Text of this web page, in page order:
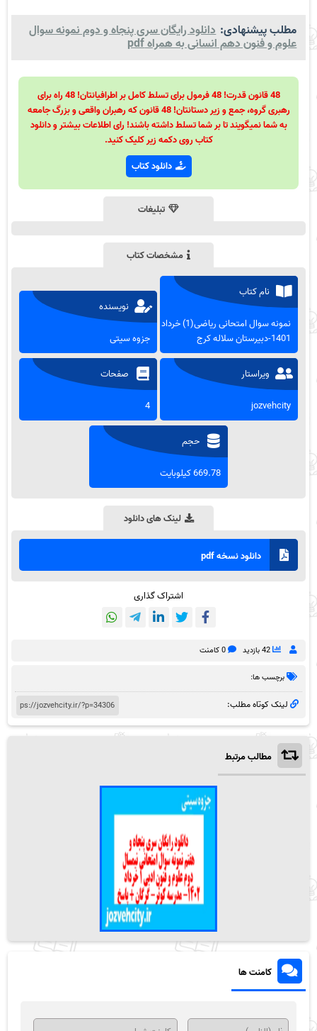
مطلب پیشنهادی: دانلود رایگان سری پنجاه و دوم نمونه سوال
علوم و فنون دهم انسانی به همراه pdf
48 قانون قدرت! 48 فرمول برای تسلط کامل بر اطرافیانتان! 48 راه برای
رهبری گروه، جمع و زیر دستانتان! 48 قانون که رهبران واقعی و بزرگ جامعه
به شما نمیگویند تا بر شما تسلط داشته باشند! رای اطلاعات بیشتر و دانلود
کتاب روی دکمه زیر کلیک کنید.
دانلود کتاب
تبلیغات
مشخصات کتاب
نام کتاب
نمونه سوال امتحانی ریاضی(1) خرداد
1401-دبیرستان سلاله کرج
نویسنده
جزوه سیتی
ویراستار
jozvehcity
صفحات
4
حجم
669.78 کیلوبایت
لینک های دانلود
دانلود نسخه pdf
اشتراک گذاری
42 بازدید 0 کامنت
برچسب ها:
لینک کوتاه مطلب:
مطالب مرتبط
کامنت ها